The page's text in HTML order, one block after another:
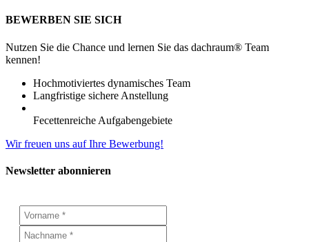
BEWERBEN SIE SICH
Nutzen Sie die Chance und lernen Sie das dachraum® Team
kennen!
Hochmotiviertes dynamisches Team
Langfristige sichere Anstellung
Fecettenreiche Aufgabengebiete
Wir freuen uns auf Ihre Bewerbung!
Newsletter abonnieren